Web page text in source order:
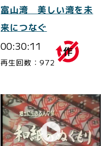
富山湾 美しい湾を未
来につなぐ
00:30:11
再生回数：972